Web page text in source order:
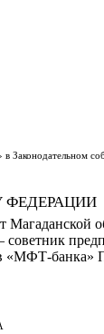
Законодательном
ФЕДЕРАЦИИ
Магаданской
«МФТ-банка»